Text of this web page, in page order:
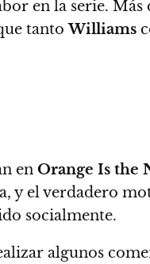
en la serie. Más
tantoWilliams
en Orange Is the
y el verdadero
socialmente.
algunos